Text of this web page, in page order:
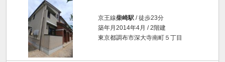
京王線柴崎駅 / 徒歩23分
築年月2014年4月 / 2階建
東京都調布市深大寺南町５丁目